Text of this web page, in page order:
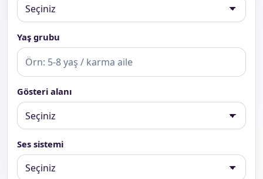
Yaş grubu
Gösteri alanı
Ses sistemi